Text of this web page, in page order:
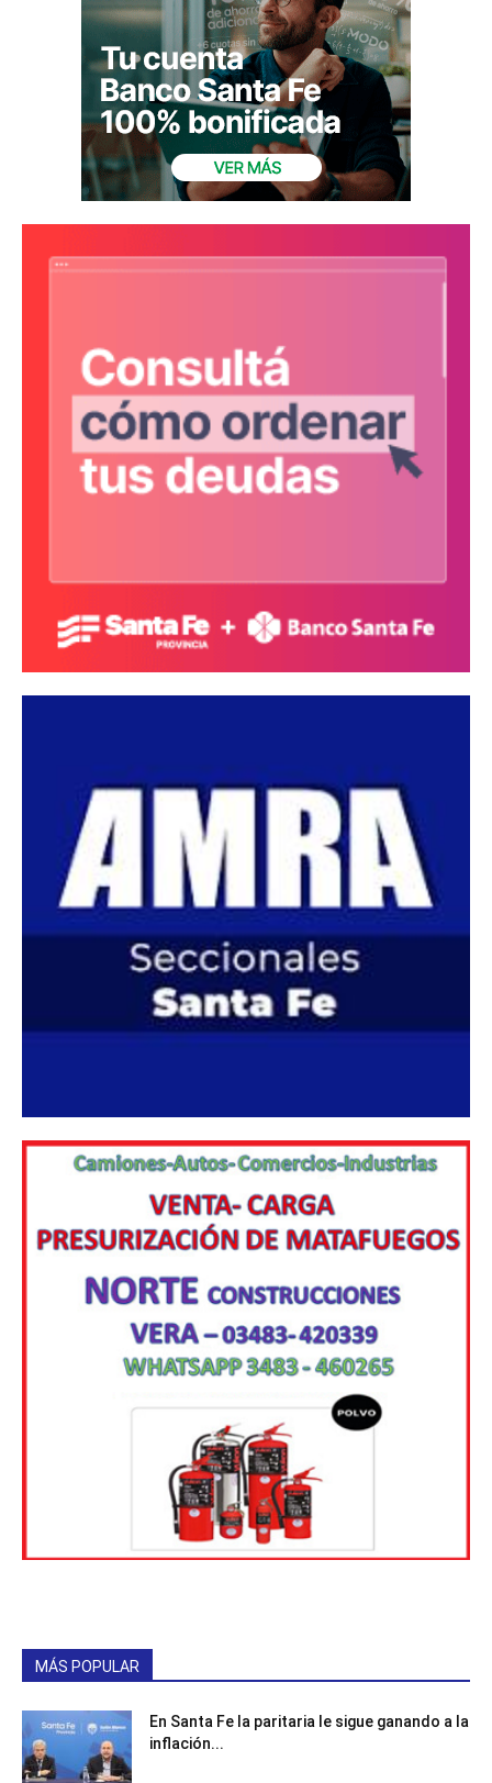
MÁS POPULAR
En Santa Fe la paritaria le sigue ganando a la
inflación...